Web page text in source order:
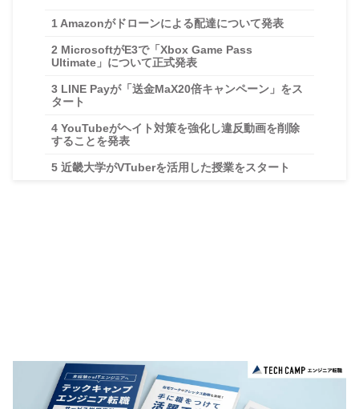
1 Amazonがドローンによる配達について発表
2 MicrosoftがE3で「Xbox Game Pass
Ultimate」について正式発表
3 LINE Payが「送金MaX20倍キャンペーン」をス
タート
4 YouTubeがヘイト対策を強化し違反動画を削除
することを発表
5 近畿大学がVTuberを活用した授業をスタート